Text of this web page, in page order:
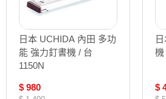
日本 UCHIDA 內田 多功
能 強力釘書機 / 台
1150N
$ 980
機
$